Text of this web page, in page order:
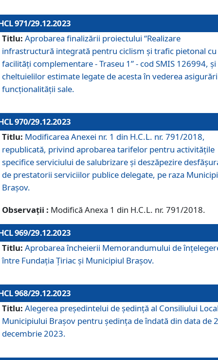
971/29.12.2023
Titlu: Aprobarea finalizării proiectului “Realizare
infrastructură integrată pentru ciclism şi trafic pietonal cu
facilităţi complementare - Traseu 1” - cod SMIS 126994, și
cheltuielilor estimate legate de acesta în vederea
funcționalității sale.
970/29.12.2023
Titlu: Modificarea Anexei nr. 1 din H.C.L. nr. 791/2018,
republicată, privind aprobarea tarifelor pentru activitățile
specifice serviciului de salubrizare și deszăpezire
de prestatorii serviciilor publice delegate, pe raza
Brașov.
Observații : Modifică Anexa 1 din H.C.L. nr. 791/2018.
969/29.12.2023
Titlu: Aprobarea încheierii Memorandumului de
între Fundația Țiriac și Municipiul Brașov.
968/29.12.2023
Titlu: Alegerea preşedintelui de şedinţă al Consiliului
Municipiului Braşov pentru ședința de îndată din data de
decembrie 2023.